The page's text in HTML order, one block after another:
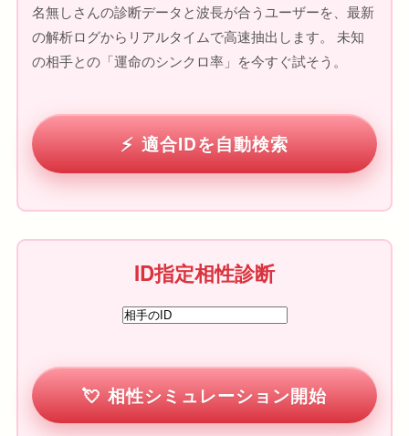
名無しさんの診断データと波長が合うユーザーを、最新
の解析ログからリアルタイムで高速抽出します。 未知
の相手との「運命のシンクロ率」を今すぐ試そう。
適合IDを自動検索
ID指定相性診断
相性シミュレーション開始